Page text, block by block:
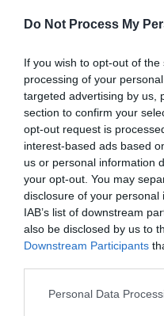
Do Not Process My
If you wish to opt-out of
processing of your
targeted advertising by us,
section to confirm your
opt-out request is
interest-based ads based
us or personal information
your opt-out. You may
disclosure of your
IAB’s list of downstream
also be disclosed by us to
Downstream Participants
Personal Data
medicamento”.
todo em todo um
sabíamos e este
alinhamento da
que, de uma forma
quiseram pronunciar-
estratégia global para o
afirmou.
A ministra observou
acesso a medicamento,
tem sido associado a
incorretamente a